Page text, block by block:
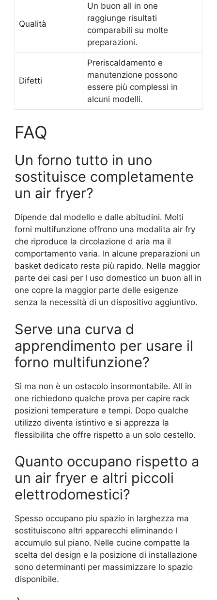
Qualità
Un buon all in one
raggiunge risultati
comparabili su molte
preparazioni.
Difetti
Preriscaldamento e
manutenzione possono
essere più complessi in
alcuni modelli.
FAQ
Un forno tutto in uno
sostituisce completamente
un air fryer?
Dipende dal modello e dalle abitudini. Molti
forni multifunzione offrono una modalita air fry
che riproduce la circolazione d aria ma il
comportamento varia. In alcune preparazioni un
basket dedicato resta più rapido. Nella maggior
parte dei casi per l uso domestico un buon all in
one copre la maggior parte delle esigenze
senza la necessità di un dispositivo aggiuntivo.
Serve una curva d
apprendimento per usare il
forno multifunzione?
Sì ma non è un ostacolo insormontabile. All in
one richiedono qualche prova per capire rack
posizioni temperature e tempi. Dopo qualche
utilizzo diventa istintivo e si apprezza la
flessibilita che offre rispetto a un solo cestello.
Quanto occupano rispetto a
un air fryer e altri piccoli
elettrodomestici?
Spesso occupano piu spazio in larghezza ma
sostituiscono altri apparecchi eliminando l
accumulo sul piano. Nelle cucine compatte la
scelta del design e la posizione di installazione
sono determinanti per massimizzare lo spazio
disponibile.